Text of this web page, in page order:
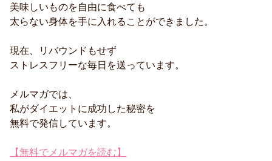
美味しいものを自由に食べても
太らない身体を手に入れることができました。
現在、リバウンドもせず
ストレスフリーな毎日を送っています。
メルマガでは、
私がダイエットに成功した秘密を
無料で発信しています。
【無料でメルマガを読む】